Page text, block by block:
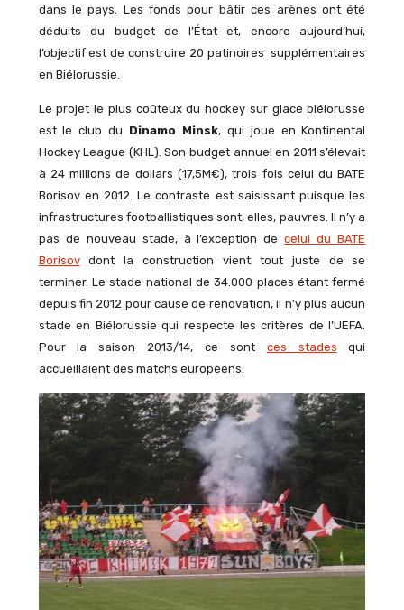
dans le pays. Les fonds pour bâtir ces arènes ont été
déduits du budget de l’État et, encore aujourd’hui,
l’objectif est de construire 20 patinoires supplémentaires
en Biélorussie.
Le projet le plus coûteux du hockey sur glace biélorusse
est le club du Dinamo Minsk, qui joue en Kontinental
Hockey League (KHL). Son budget annuel en 2011 s’élevait
à 24 millions de dollars (17,5M€), trois fois celui du BATE
Borisov en 2012. Le contraste est saisissant puisque les
infrastructures footballistiques sont, elles, pauvres. Il n’y a
pas de nouveau stade, à l’exception decelui du BATE
Borisovdont la construction vient tout juste de se
terminer. Le stade national de 34.000 places étant fermé
depuis fin 2012 pour cause de rénovation, il n’y plus aucun
stade en Biélorussie qui respecte les critères de l’UEFA.
Pour la saison 2013/14, ce sont ces stades qui
accueillaient des matchs européens.